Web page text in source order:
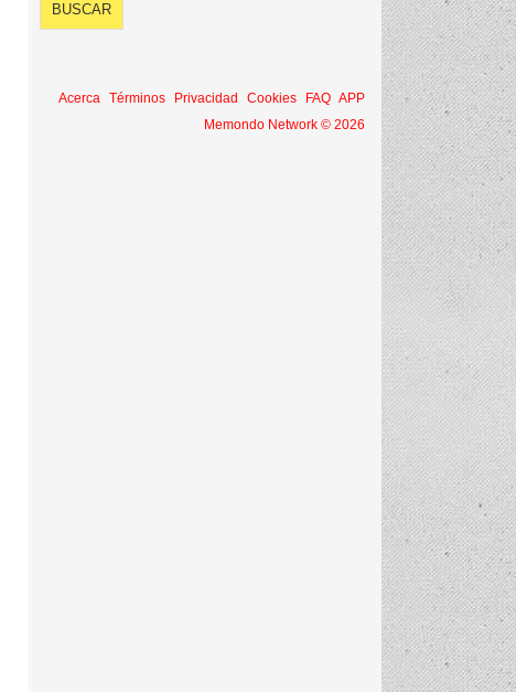
Acerca Términos Privacidad Cookies FAQ APP
Memondo Network © 2026